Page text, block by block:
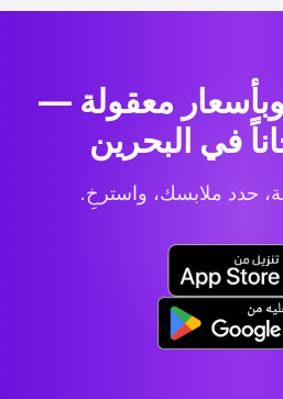
معقولة —
في البحرين
حدد ملابسك، واسترخِ.